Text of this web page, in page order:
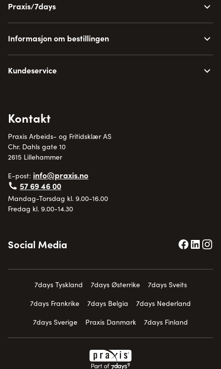
Praxis/7days
Informasjon om bestillingen
Kundeservice
Kontakt
Praxis Arbeids- og Fritidsklær AS
Chr. Dahls gate 10
2615 Lillehammer
E-post: info@praxis.no
57 69 46 00
Mandag-Torsdag kl. 9.00-16.00
Fredag kl. 9.00-14.30
Social Media
7days Tyskland 7days Østerrike
7days Sveits
7days Frankrike
7days Belgia
7days Nederland
7days Sverige
Praxis Danmark 7days Finland